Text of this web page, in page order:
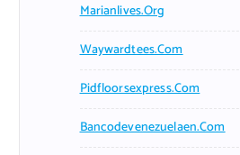
Marianlives.org
Waywardtees.com
Pidfloorsexpress.com
Bancodevenezuelaen.com